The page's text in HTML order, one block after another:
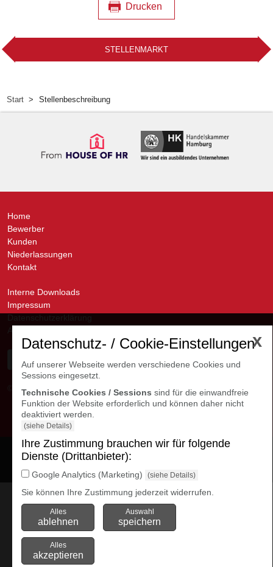
Drucken
STELLENMARKT
Start Stellenbeschreibung
Home
Bewerber
Kunden
Niederlassungen
Kontakt
Interne Downloads
Impressum
© avanti GmbH Kontakte Niederlassungen
x
Datenschutz- / Cookie-Einstellungen
Auf unserer Webseite werden verschiedene Cookies und
Sessions eingesetzt.
Technische Cookies / Sessions sind für die einwandfreie
Funktion der Website erforderlich und können daher nicht
deaktiviert werden.
(siehe Details)
Ihre Zustimmung brauchen wir für folgende
Dienste (Drittanbieter):
Google Analytics (Marketing) (siehe Details)
Sie können Ihre Zustimmung jederzeit widerrufen.
Alles
ablehnen
Auswahl
speichern
Alles
akzeptieren
Cookie Einstellungen
öffnen